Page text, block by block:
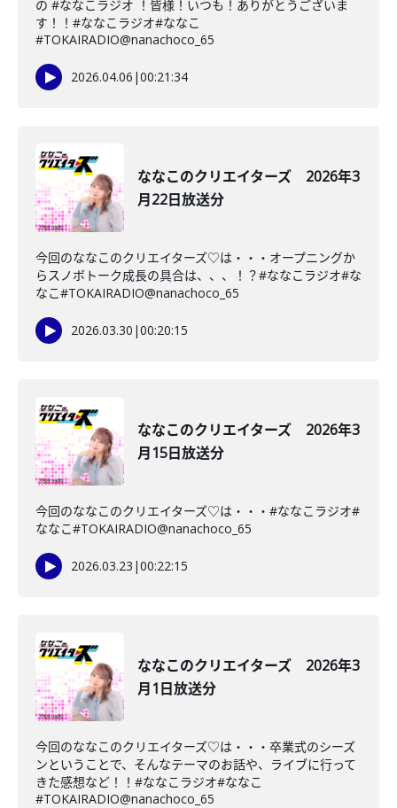
の #ななこラジオ ！皆様！いつも！ありがとうございま
す！！#ななこラジオ#ななこ
#TOKAIRADIO@nanachoco_65
2026.04.06 |00:21:34
ななこのクリエイターズ 2026年3
月22日放送分
今回のななこのクリエイターズ♡は・・・オープニングか
らスノボトーク成長の具合は、、、！？#ななこラジオ#な
なこ#TOKAIRADIO@nanachoco_65
2026.03.30 |00:20:15
ななこのクリエイターズ 2026年3
月15日放送分
今回のななこのクリエイターズ♡は・・・#ななこラジオ#
ななこ#TOKAIRADIO@nanachoco_65
2026.03.23 |00:22:15
ななこのクリエイターズ 2026年3
月1日放送分
今回のななこのクリエイターズ♡は・・・卒業式のシーズ
ンということで、そんなテーマのお話や、ライブに行って
きた感想など！！#ななこラジオ#ななこ
#TOKAIRADIO@nanachoco_65